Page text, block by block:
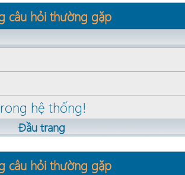
câu hỏi thường gặp
hệ thống!
Đầu trang
câu hỏi thường gặp